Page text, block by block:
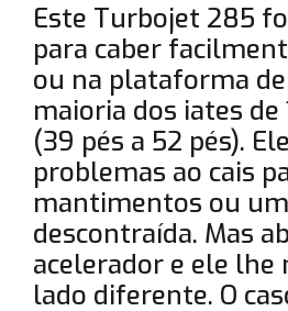
Este Turbojet 285
para caber
ou na plataforma
maioria dos iates de
(39 pés a 52 pés).
problemas ao cais
mantimentos ou
descontraída. Mas
acelerador e ele
lado diferente. O